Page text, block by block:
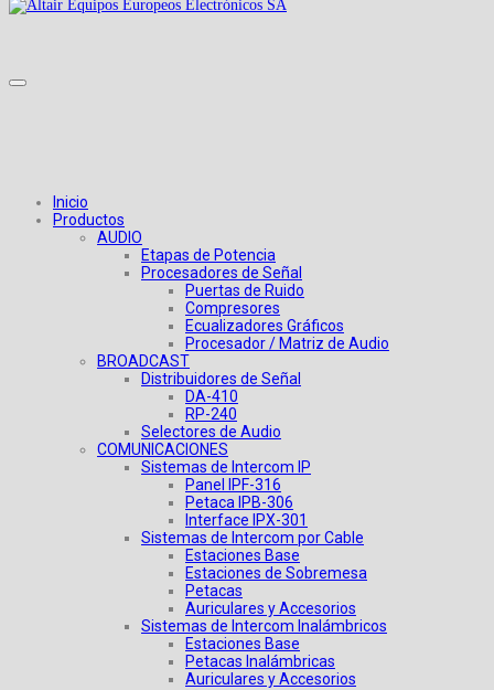
Inicio
Productos
AUDIO
Etapas de Potencia
Procesadores de Señal
Puertas de Ruido
Compresores
Ecualizadores Gráficos
Procesador / Matriz de Audio
BROADCAST
Distribuidores de Señal
DA-410
RP-240
Selectores de Audio
COMUNICACIONES
Sistemas de Intercom IP
Panel IPF-316
Petaca IPB-306
Interface IPX-301
Sistemas de Intercom por Cable
Estaciones Base
Estaciones de Sobremesa
Petacas
Auriculares y Accesorios
Sistemas de Intercom Inalámbricos
Estaciones Base
Petacas Inalámbricas
Auriculares y Accesorios